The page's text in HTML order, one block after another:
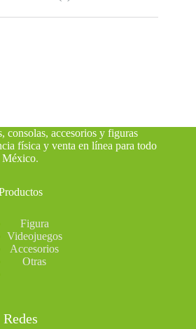
consolas, accesorios y figuras
física y venta en línea para todo
México.
Figura
Videojuegos
Accesorios
Otras
Redes